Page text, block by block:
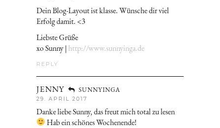
Dein Blog-Layout ist klasse. Wünsche dir viel
Erfolg damit. <3
Liebste Grüße
xo Sunny | http://www.sunnyinga.de
REPLY
JENNY SUNNYINGA
29. APRIL 2017
Danke liebe Sunny, das freut mich total zu lesen
Hab ein schönes Wochenende!